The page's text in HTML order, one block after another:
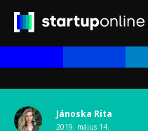
Jánoska Rita
2019. május 14.